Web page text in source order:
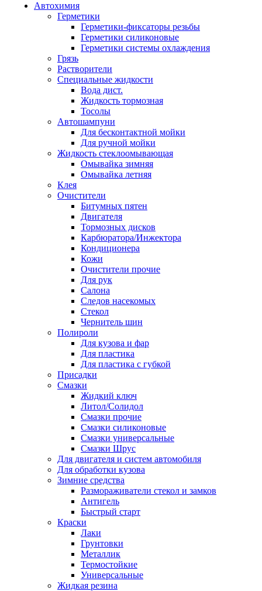
Автохимия
Герметики
Герметики-фиксаторы резьбы
Герметики силиконовые
Герметики системы охлаждения
Грязь
Растворители
Специальные жидкости
Вода дист.
Жидкость тормозная
Тосолы
Автошампуни
Для бесконтактной мойки
Для ручной мойки
Жидкость стеклоомывающая
Омывайка зимняя
Омывайка летняя
Клея
Очистители
Битумных пятен
Двигателя
Тормозных дисков
Карбюратора/Инжектора
Кондиционера
Кожи
Очистители прочие
Для рук
Салона
Следов насекомых
Стекол
Чернитель шин
Полироли
Для кузова и фар
Для пластика
Для пластика с губкой
Присадки
Смазки
Жидкий ключ
Литол/Солидол
Смазки прочие
Смазки силиконовые
Смазки универсальные
Смазки Шрус
Для двигателя и систем автомобиля
Для обработки кузова
Зимние средства
Размораживатели стекол и замков
Антигель
Быстрый старт
Краски
Лаки
Грунтовки
Металлик
Термостойкие
Универсальные
Жидкая резина